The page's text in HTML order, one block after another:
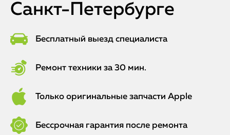
Санкт-Петербурге
Бесплатный выезд специалиста
Ремонт техники за 30 мин.
Только оригинальные запчасти Apple
Бессрочная гарантия после ремонта